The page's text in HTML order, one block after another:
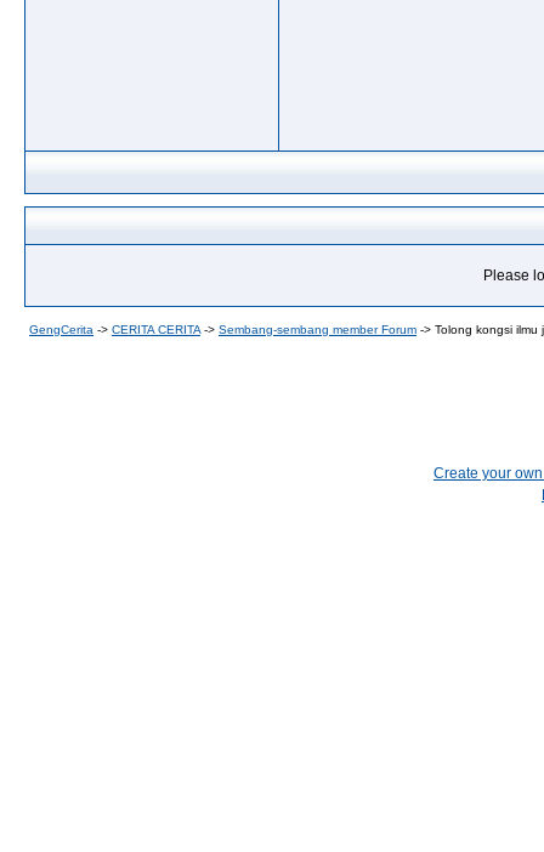
Please
GengCerita -> CERITA CERITA -> Sembang-sembang member Forum -> Tolong kongsi ilmu
Create your